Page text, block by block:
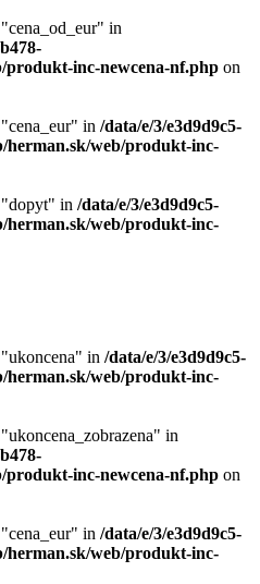
in
produkt-inc-newcena-nf.php on
in /data/e/3/e3d9d9c5-
herman.sk/web/produkt-inc-
"dopyt" in /data/e/3/e3d9d9c5-
herman.sk/web/produkt-inc-
in /data/e/3/e3d9d9c5-
herman.sk/web/produkt-inc-
in
produkt-inc-newcena-nf.php on
in /data/e/3/e3d9d9c5-
herman.sk/web/produkt-inc-